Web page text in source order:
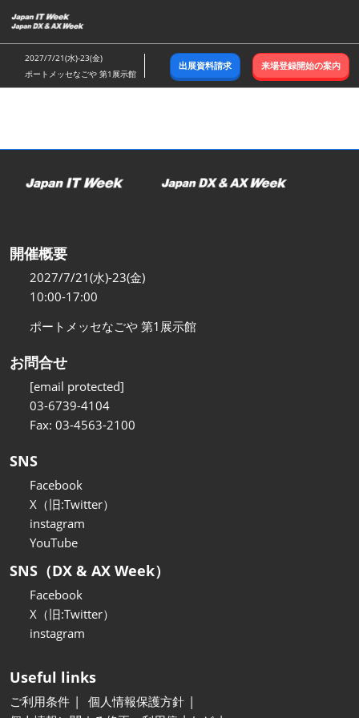
キ
ッ
し
む
2027/7/21(水)-23(金)
ポートメッセなごや 第1展示館
出展資料請求 来場登録開始の案内
開催概要
2027/7/21(水)-23(金)
10:00-17:00
ポートメッセなごや 第1展示館
お問合せ
[email protected]
03-6739-4104
Fax: 03-4563-2100
SNS
Facebook
X（旧:Twitter）
instagram
YouTube
SNS（DX & AX Week）
Facebook
X（旧:Twitter）
instagram
Useful links
ご利用条件
個人情報保護方針